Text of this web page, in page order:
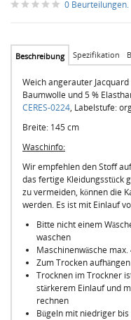
0 Beurteilungen.
Beschreibung Spezifikation
Weich angerauter
Baumwolle und 5 %
CERES-0224, Labelstufe:
Breite: 145 cm
Waschinfo:
Wir empfehlen den Stoff
das fertige Kleidungsstück
zu vermeiden, können die
werden. Es ist mit Einlauf
Bitte nicht einem
waschen
Maschinenwäsche
Zum Trocken
Trocknen im Trockner
stärkerem Einlauf und
rechnen
Bügeln mit niedriger